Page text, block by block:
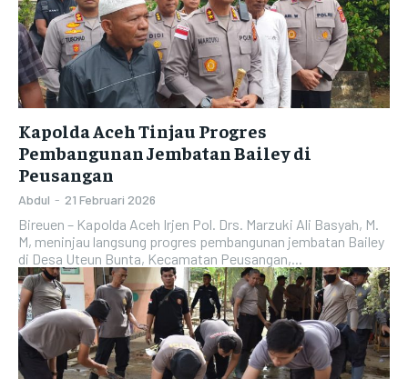
Kapolda Aceh Tinjau Progres
Pembangunan Jembatan Bailey di
Peusangan
Abdul - 21 Februari 2026
Bireuen – Kapolda Aceh Irjen Pol. Drs. Marzuki Ali Basyah, M.
M, meninjau langsung progres pembangunan jembatan Bailey
di Desa Uteun Bunta, Kecamatan Peusangan,...